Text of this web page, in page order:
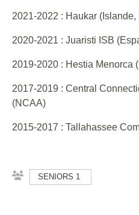
2021-2022 : Haukar (Islande,
2020-2021 : Juaristi ISB
2019-2020 : Hestia Menorca
2017-2019 : Central
(NCAA)
2015-2017 : Tallahassee
SENIORS 1